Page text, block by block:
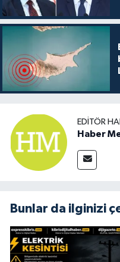
EDITÖR
Haber
Bunlar da ilginizi